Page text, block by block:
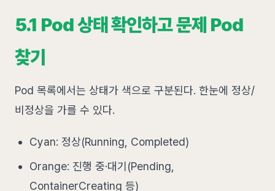
5.1 Pod 상태 확인하고 문제 Pod
찾기
Pod 목록에서는 상태가 색으로 구분된다. 한눈에 정상/
비정상을 가를 수 있다.
Cyan: 정상(Running, Completed)
Orange: 진행 중·대기(Pending,
ContainerCreating 등)